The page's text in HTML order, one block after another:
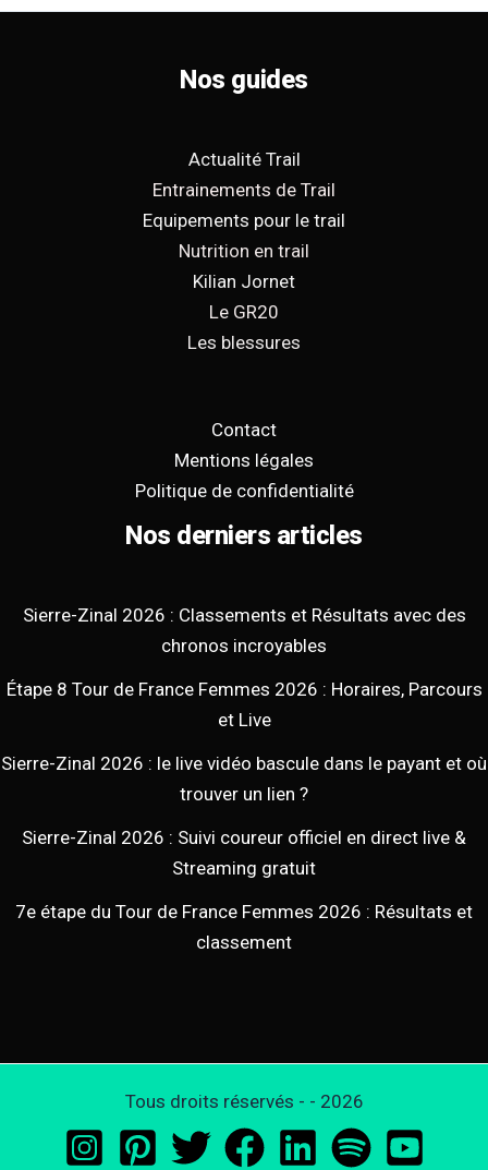
Nos guides
Actualité Trail
Entrainements de Trail
Equipements pour le trail
Nutrition en trail
Kilian Jornet
Le GR20
Les blessures
Contact
Mentions légales
Politique de confidentialité
Nos derniers articles
Sierre-Zinal 2026 : Classements et Résultats avec des
chronos incroyables
Étape 8 Tour de France Femmes 2026 : Horaires, Parcours
et Live
Sierre-Zinal 2026 : le live vidéo bascule dans le payant et où
trouver un lien ?
Sierre-Zinal 2026 : Suivi coureur officiel en direct live &
Streaming gratuit
7e étape du Tour de France Femmes 2026 : Résultats et
classement
Tous droits réservés - - 2026